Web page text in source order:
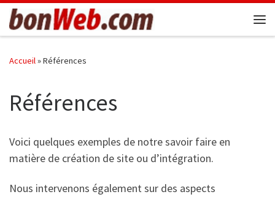
Passer au contenu
Accueil»Références
Références
Voici quelques exemples de notre savoir faire en
matière de création de site ou d’intégration.
Nous intervenons également sur des aspects